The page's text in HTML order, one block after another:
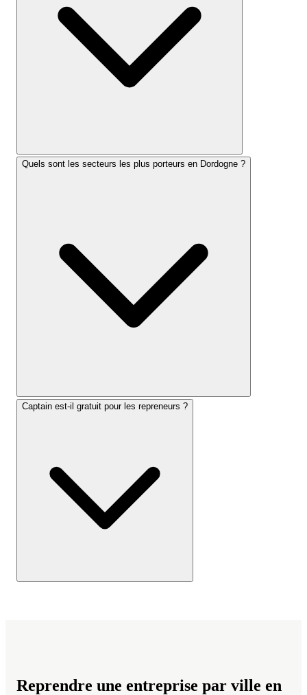
Quels sont les secteurs les plus porteurs en Dordogne ?
Captain est-il gratuit pour les repreneurs ?
Reprendre une entreprise par ville en